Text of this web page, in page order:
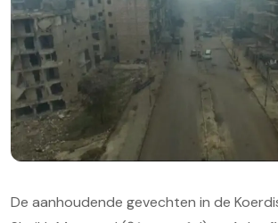
De aanhoudende gevechten in de